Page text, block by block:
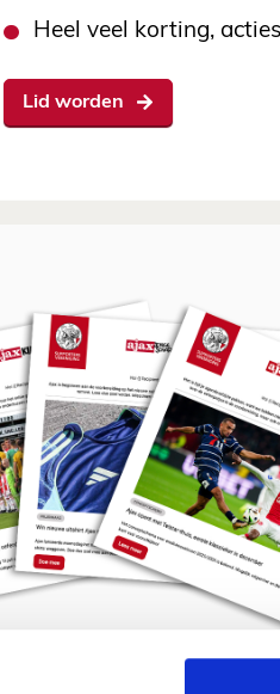
Heel veel korting,
Lid worden